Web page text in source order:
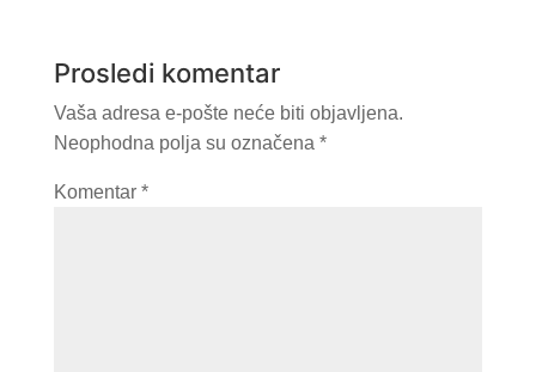
Prosledi komentar
Vaša adresa e-pošte neće biti objavljena.
Neophodna polja su označena *
Komentar *